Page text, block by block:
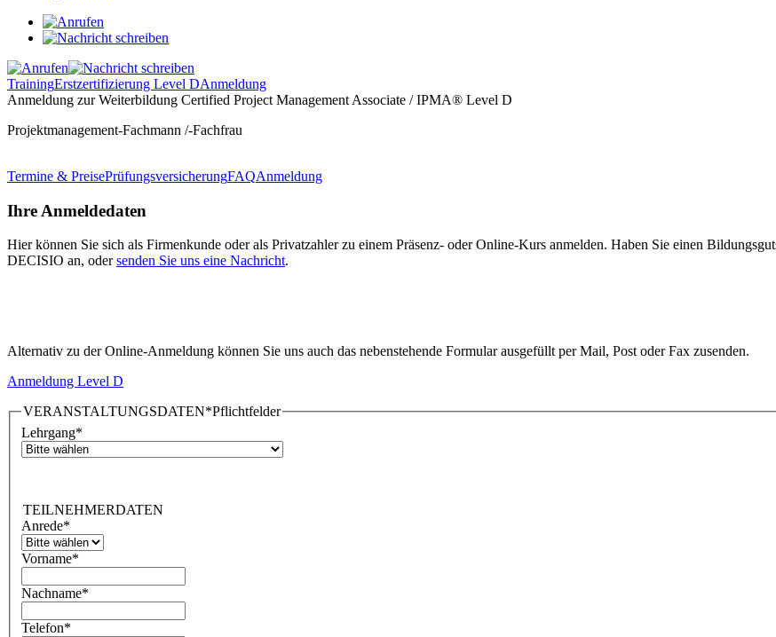
TrainingErstzertifizierung Level DAnmeldung
Anmeldung zur Weiterbildung Certified Project Management Associate / IPMA® Level D
Projektmanagement-Fachmann /-Fachfrau
Termine & PreisePrüfungsversicherungFAQAnmeldung
Ihre Anmeldedaten
Hier können Sie sich als Firmenkunde oder als Privatzahler zu einem Präsenz- oder Online-Kurs anmelden. Haben Sie einen
DECISIO an, odersenden Sie uns eine Nachricht.
Alternativ zu der Online-Anmeldung können Sie uns auch das nebenstehende Formular ausgefüllt per Mail, Post oder Fax zusenden.
Anmeldung Level D
VERANSTALTUNGSDATEN*Pflichtfelder
Lehrgang*
TEILNEHMERDATEN
Anrede*
Vorname*
Nachname*
Telefon*